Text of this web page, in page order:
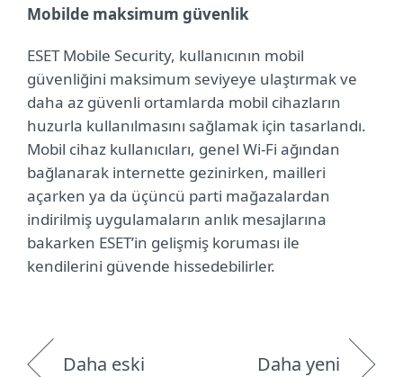
Mobilde maksimum güvenlik
ESET Mobile Security, kullanıcının mobil
güvenliğini maksimum seviyeye ulaştırmak ve
daha az güvenli ortamlarda mobil cihazların
huzurla kullanılmasını sağlamak için tasarlandı.
Mobil cihaz kullanıcıları, genel Wi-Fi ağından
bağlanarak internette gezinirken, mailleri
açarken ya da üçüncü parti mağazalardan
indirilmiş uygulamaların anlık mesajlarına
bakarken ESET’in gelişmiş koruması ile
kendilerini güvende hissedebilirler.
Daha eski Daha yeni